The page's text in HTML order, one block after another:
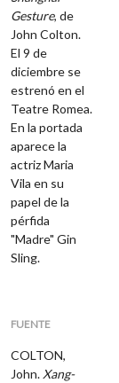
Gesture, de
John Colton.
El 9 de
diciembre se
estrenó en el
Teatre Romea.
En la portada
aparece la
actriz Maria
Vila en su
papel de la
pérfida
"Madre"Gin
Sling.
FUENTE
COLTON,
John. Xang-